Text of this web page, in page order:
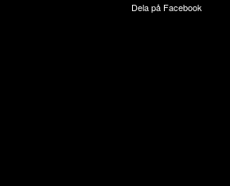
Dela på Facebook